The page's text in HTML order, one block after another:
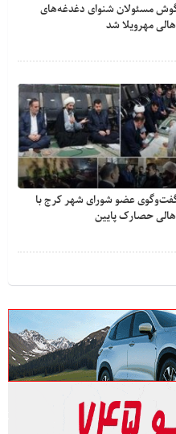
گوش مسئولان شنوای دغدغه‎‌های
مهرویلا شد
عضو شورای شهر کرج با
حصارک پایین